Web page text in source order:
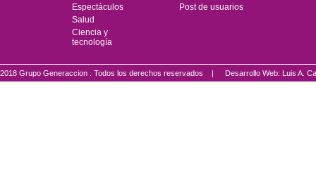
Espectáculos
Salud
Ciencia y
tecnología
Post de usuarios
2018 Grupo Generaccion . Todos los derechos reservados | Desarrollo Web: Luis